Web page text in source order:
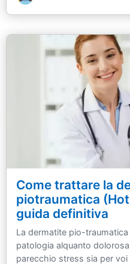
Come trattare la
piotraumatica
guida definitiva
La dermatite pio-
patologia alquanto
parecchio stress sia per